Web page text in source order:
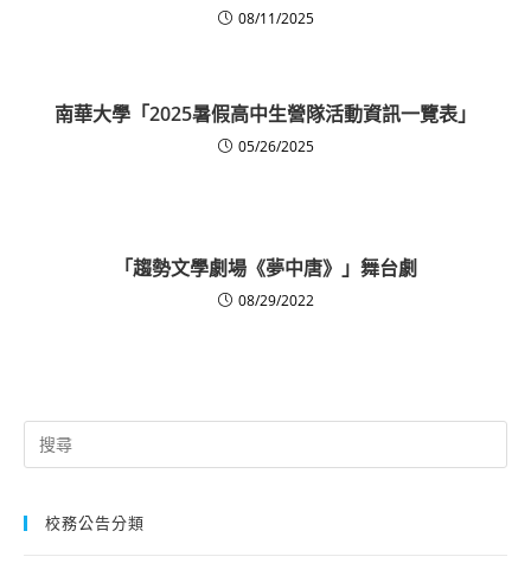
08/11/2025
南華大學「2025暑假高中生營隊活動資訊一覽表」
05/26/2025
「趨勢文學劇場《夢中唐》」舞台劇
08/29/2022
Search
for:
校務公告分類